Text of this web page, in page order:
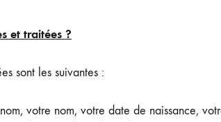
et traitées ?
sont les suivantes :
votre nom, votre date de naissance,